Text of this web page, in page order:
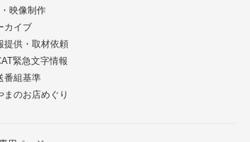
映像制作
カイブ
提供・取材依頼
緊急文字情報
番組基準
まのお店めぐり